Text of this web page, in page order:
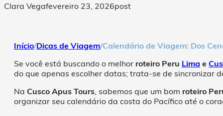
Clara Vegafevereiro 23, 2026post
Início/Dicas de Viagem/Calendário de Viagem: Dos
Se você está buscando o melhor roteiro Peru Lima e
do que apenas escolher datas; trata-se de sincronizar
Na Cusco Apus Tours , sabemos que um bom roteiro
organizar seu calendário da costa do Pacífico até o